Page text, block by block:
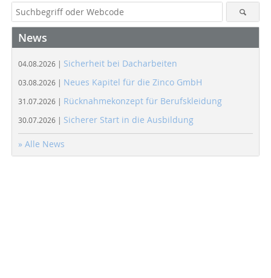
News
04.08.2026 | Sicherheit bei Dacharbeiten
03.08.2026 | Neues Kapitel für die Zinco GmbH
31.07.2026 | Rücknahmekonzept für Berufskleidung
30.07.2026 | Sicherer Start in die Ausbildung
» Alle News